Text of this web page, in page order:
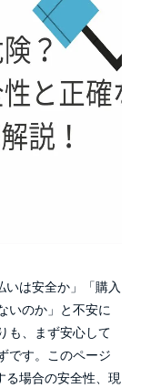
いは安全か」「購入
いのか」と不安に
も、まず安心して
です。このページ
る場合の安全性、現